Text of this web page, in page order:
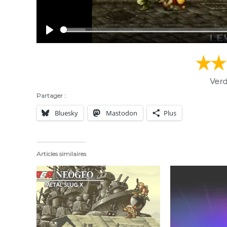
Partager :
Bluesky Mastodon Plus
Articles similaires